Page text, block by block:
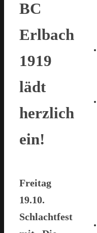
BC
Erlbach
1919
lädt
herzlich
ein!
Freitag
19.10.
Schlachtfest